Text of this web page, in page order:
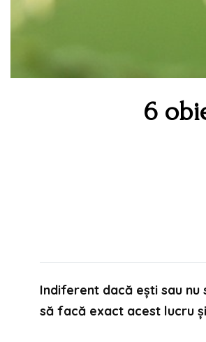
6
Indiferent dacă ești sau
să facă exact acest lucru